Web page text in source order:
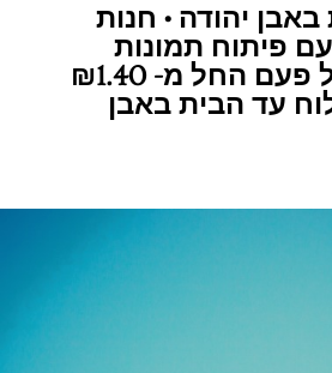
יהודה • חנות
עם פיתוח תמונות
רגילות כמו של פעם החל מ- ₪1.40
עד הבית באבן